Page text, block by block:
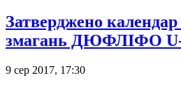
Затверджено
змагань ДЮФЛІФО U-
9 сер 2017, 17:30